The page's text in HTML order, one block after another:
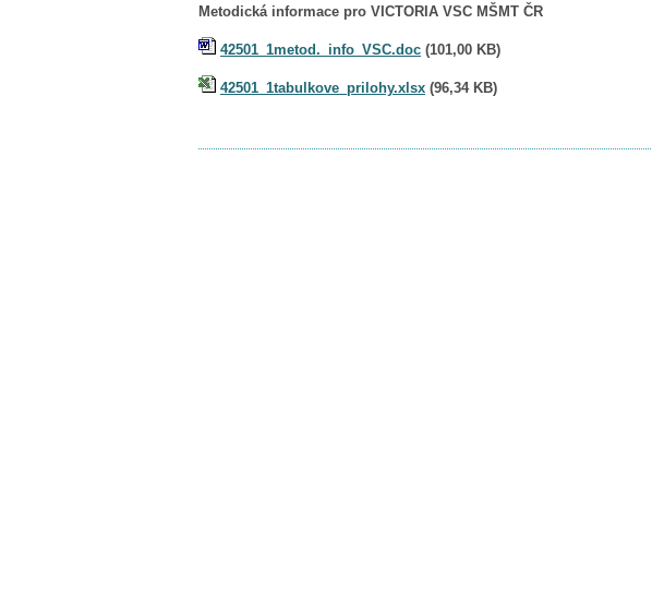
Metodická informace pro VICTORIA VSC MŠMT ČR
42501_1metod._info_VSC.doc (101,00 KB)
42501_1tabulkove_prilohy.xlsx (96,34 KB)